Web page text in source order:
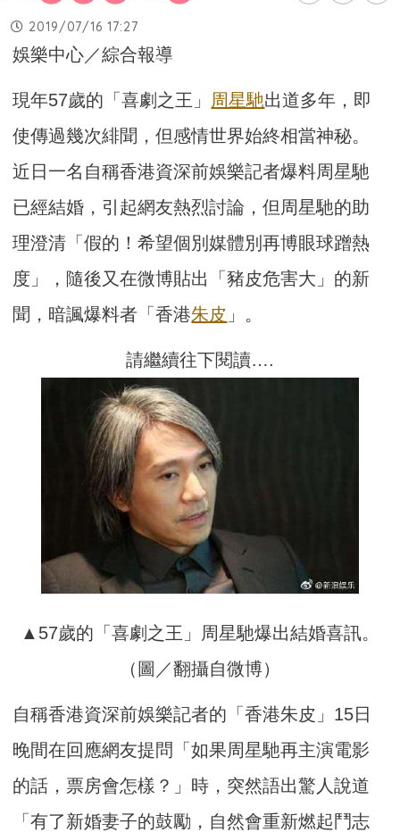
2019/07/16 17:27
娛樂中心／綜合報導
現年57歲的「喜劇之王」 周星馳出道多年，即
使傳過幾次緋聞，但感情世界始終相當神秘。
近日一名自稱香港資深前娛樂記者爆料周星馳
已經結婚，引起網友熱烈討論，但周星馳的助
理澄清「假的！希望個別媒體別再博眼球蹭熱
度」，隨後又在微博貼出「豬皮危害大」的新
聞，暗諷爆料者「香港朱皮 」。
請繼續往下閱讀….
▲57歲的「喜劇之王」周星馳爆出結婚喜訊。
（圖／翻攝自微博）
自稱香港資深前娛樂記者的「香港朱皮」15日
晚間在回應網友提問「如果周星馳再主演電影
的話，票房會怎樣？」時，突然語出驚人說道
「有了新婚妻子的鼓勵，自然會重新燃起鬥志